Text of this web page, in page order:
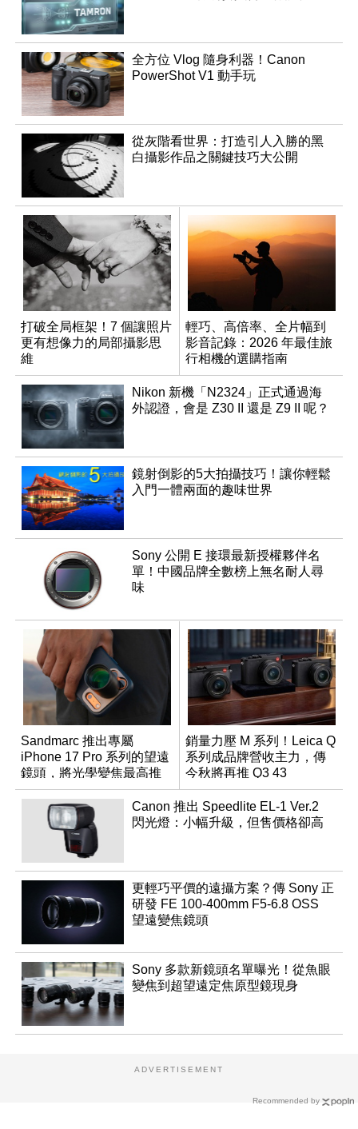
全方位 Vlog 隨身利器！Canon
PowerShot V1 動手玩
從灰階看世界：打造引人入勝的黑
白攝影作品之關鍵技巧大公開
打破全局框架！7 個讓照片
更有想像力的局部攝影思
維
輕巧、高倍率、全片幅到
影音記錄：2026 年最佳旅
行相機的選購指南
Nikon 新機「N2324」正式通過海
外認證，會是 Z30 II 還是 Z9 II 呢？
鏡射倒影的5大拍攝技巧！讓你輕鬆
入門一體兩面的趣味世界
Sony 公開 E 接環最新授權夥伴名
單！中國品牌全數榜上無名耐人尋
味
Sandmarc 推出專屬
iPhone 17 Pro 系列的望遠
鏡頭，將光學變焦最高推
升至 16 倍
銷量力壓 M 系列！Leica Q
系列成品牌營收主力，傳
今秋將再推 Q3 43
Monochrom
Canon 推出 Speedlite EL-1 Ver.2
閃光燈：小幅升級，但售價格卻高
更輕巧平價的遠攝方案？傳 Sony 正
研發 FE 100-400mm F5-6.8 OSS
望遠變焦鏡頭
Sony 多款新鏡頭名單曝光！從魚眼
變焦到超望遠定焦原型鏡現身
Recommended by
ADVERTISEMENT